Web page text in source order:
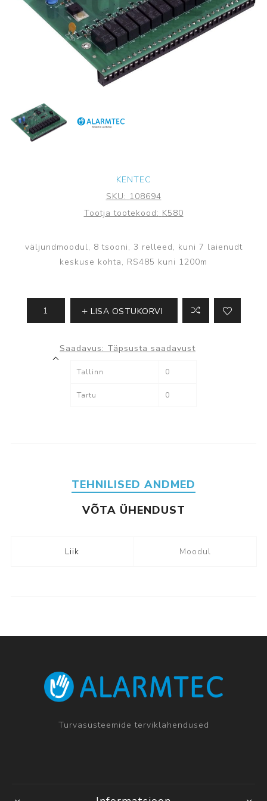
KENTEC
SKU: 108694
Tootja tootekood: K580
väljundmoodul, 8 tsooni, 3 relleed, kuni 7 laienudt
keskuse kohta, RS485 kuni 1200m
LISA OSTUKORVI
Saadavus: Täpsusta saadavust
Tallinn 0
Tartu 0
TEHNILISED ANDMED
VÕTA ÜHENDUST
Liik Moodul
Turvasüsteemide terviklahendused